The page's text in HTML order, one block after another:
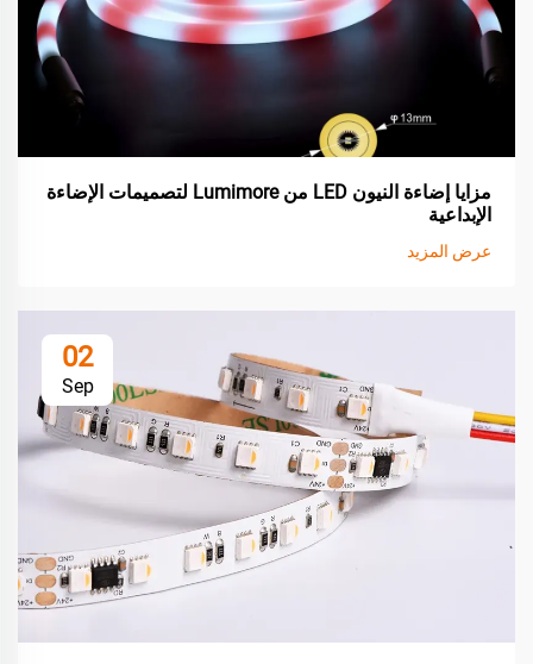
مزايا إضاءة النيون LED من Lumimore لتصميمات الإضاءة
الإبداعية
عرض المزيد
02
Sep